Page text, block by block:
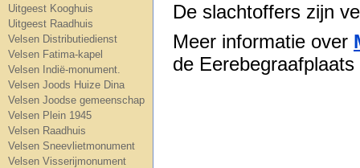
Uitgeest Kooghuis
Uitgeest Raadhuis
Velsen Distributiedienst
Velsen Fatima-kapel
Velsen Indië-monument.
Velsen Joods Huize Dina
Velsen Joodse gemeenschap
Velsen Plein 1945
Velsen Raadhuis
Velsen Sneevlietmonument
Velsen Visserijmonument
De slachtoffers zijn
Meer informatie over
de